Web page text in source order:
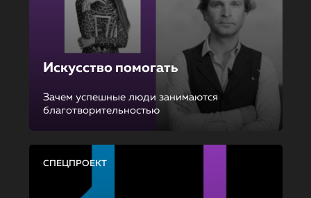
Искусство помогать
Зачем успешные люди занимаются
благотворительностью
СПЕЦПРОЕКТ